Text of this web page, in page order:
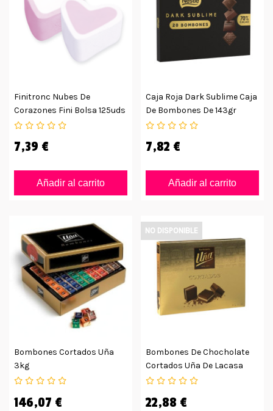
Finitronc Nubes De
Corazones Fini Bolsa 125uds
7,39 €
Añadir al carrito
Caja Roja Dark Sublime Caja
De Bombones De 143gr
7,82 €
Añadir al carrito
Bombones Cortados Uña
3kg
146,07 €
Bombones De Chocholate
Cortados Uña De Lacasa
360g
22,88 €
NO DISPONIBLE